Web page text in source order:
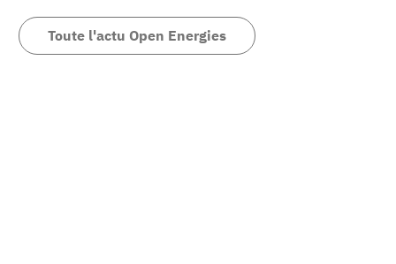
Toute l'actu Open Energies